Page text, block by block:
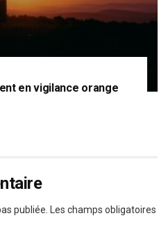
en vigilance orange
publiée. Les champs obligatoires